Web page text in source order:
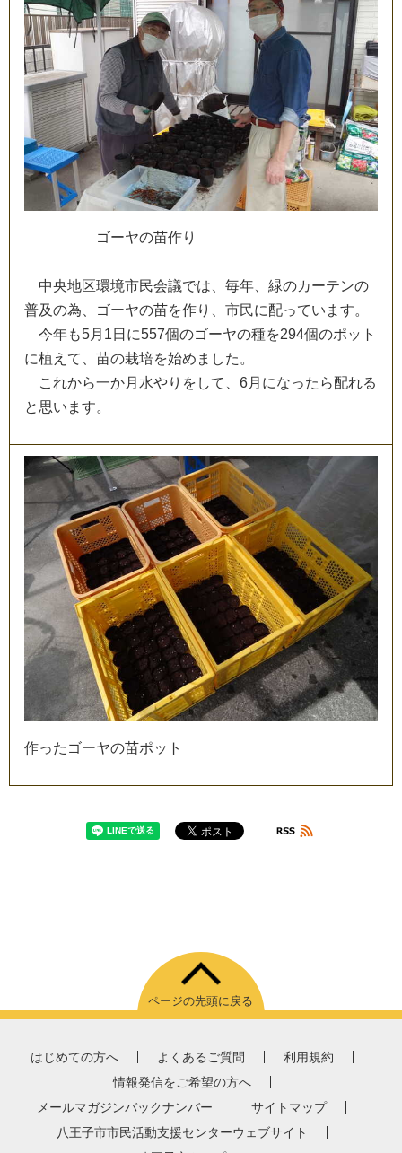
ゴーヤの苗作り
中央地区環境市民会議では 毎年 緑のカーテンの
普及の為 ゴーヤの苗を作り 市民に配ってい ま す。
今年も5月 1 日 に557個のゴーヤの種を294個のポッ ト
に植 え て 苗の栽培を始め ま した 。
こ れから一か月 水やり を して 6月 になった ら配れる
と 思い ま す。
作った ゴーヤの苗ポッ ト
ページの先頭に戻る
はじめての方へ よくあるご質問
利用規約
情報発信をご希望の方へ
メールマガジンバックナンバー
サイトマップ
八王子市市民活動支援センターウェブサイト